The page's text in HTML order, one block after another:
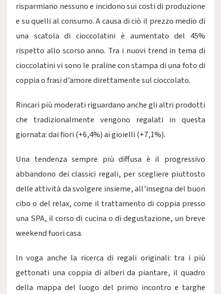
risparmiano nessuno e incidono sui costi di produzione
e su quelli al consumo. A causa di ciò il prezzo medio di
una scatola di cioccolatini è aumentato del 45%
rispetto allo scorso anno. Tra i nuovi trend in tema di
cioccolatini vi sono le praline con stampa di una foto di
coppia o frasi d’amore direttamente sul cioccolato.
Rincari più moderati riguardano anche gli altri prodotti
che tradizionalmente vengono regalati in questa
giornata: dai fiori (+6,4%) ai gioielli (+7,1%).
Una tendenza sempre più diffusa è il progressivo
abbandono dei classici regali, per scegliere piuttosto
delle attività da svolgere insieme, all’insegna del buon
cibo o del relax, come il trattamento di coppia presso
una SPA, il corso di cucina o di degustazione, un breve
weekend fuori casa.
In voga anche la ricerca di regali originali: tra i più
gettonati una coppia di alberi da piantare, il quadro
della mappa del luogo del primo incontro e targhe